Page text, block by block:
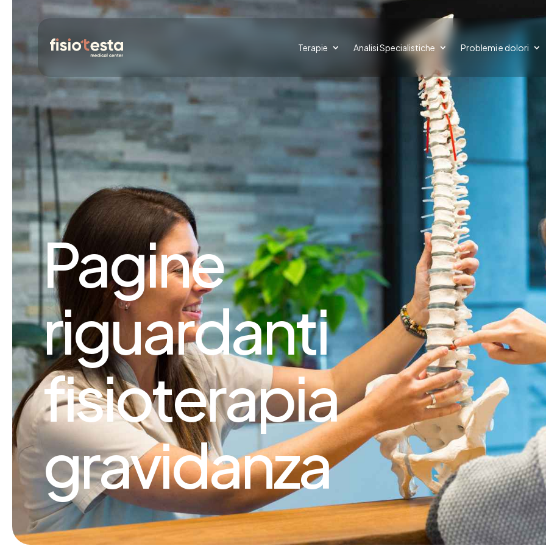
Terapie Analisi Specialistiche Problemi e dolori
Pagine
riguardanti
fisioterapia
gravidanza